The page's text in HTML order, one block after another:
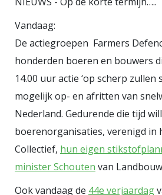
gaan. - Nederlanders vinden
“Gezondheidszorg” het
belangrijkste thema
Dit wordt gevolgd door
"Voedselzekerheid en
(19%) en "Onderwijs" (17%).
3 op de 4 Nederlanders
wenietmoeten
gezondheidszorg binnen
budget van
Vandaag:
De actiegroepen Farmers
honderden boeren en bouwers
14.00 uur actie ‘op scherp zullen
mogelijk op- en afritten van
Nederland. Gedurende die tijd
boerenorganisaties, verenigd in
Collectief, hun eigen
minister Schouten van
Ook vandaag de 44e verjaardag